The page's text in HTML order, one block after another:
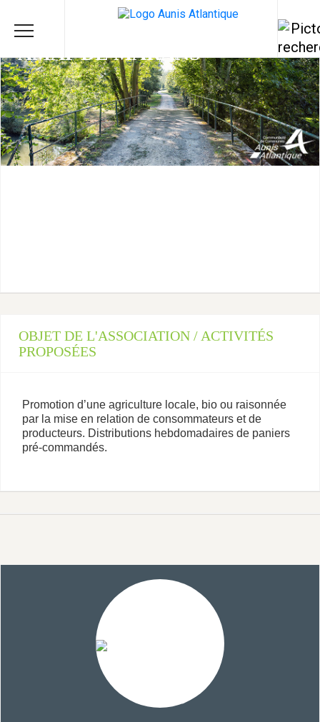
AMAP DE MARANS
OBJET DE L'ASSOCIATION / ACTIVITÉS
PROPOSÉES
Promotion d’une agriculture locale, bio ou raisonnée
par la mise en relation de consommateurs et de
producteurs. Distributions hebdomadaires de paniers
pré-commandés.